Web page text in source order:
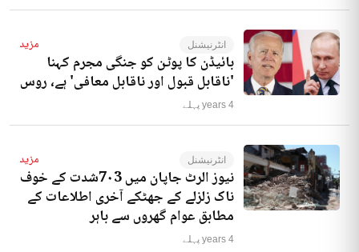
انٹرنیشنل مزید
بائیڈن کا پوٹن کو جنگی مجرم کہنا
'ناقابل قبول اور ناقابل معافی' ہے، روس
4 years پہلے
انٹرنیشنل مزید
نیوز الرٹ جاپان میں 7۰3شدت کے خوف
ناک زلزلے کے جھٹکے آخری اطلاعات کے
مطابق عوام گھروں سے باہر
4 years پہلے